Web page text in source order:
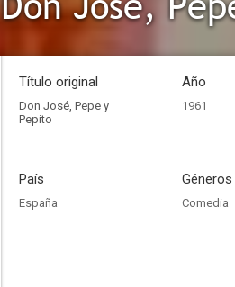
Título original
Don José, Pepe y
Pepito
Año
1961
País
España
Géneros
Comedia